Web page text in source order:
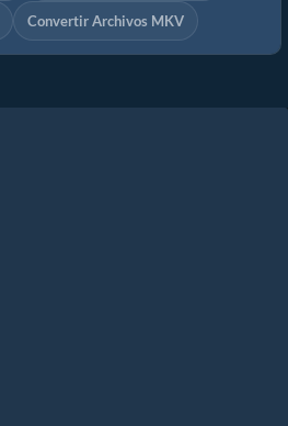
Convertir Archivos MKV